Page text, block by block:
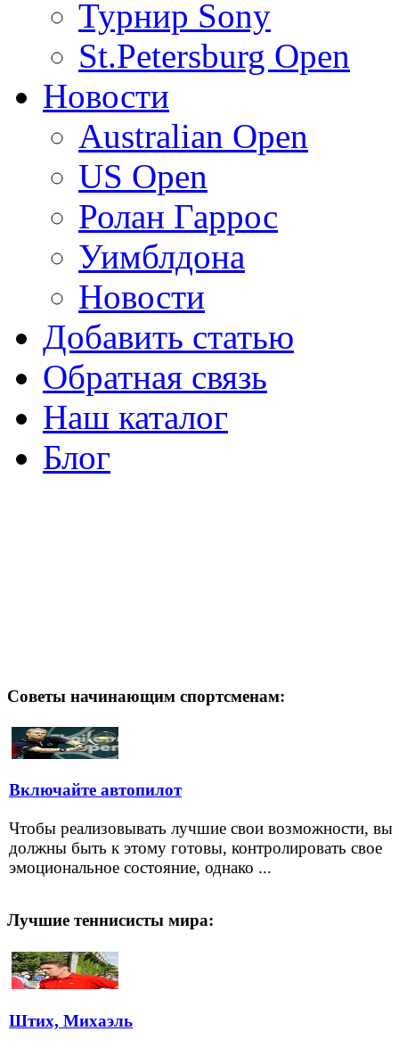
Турнир Sony
St.Petersburg Open
Новости
Australian Open
US Open
Ролан Гаррос
Уимблдона
Новости
Добавить статью
Обратная связь
Наш каталог
Блог
Советы начинающим спортсменам:
Включайте автопилот
Чтобы реализовывать лучшие свои возможности, вы
должны быть к этому готовы, контролировать свое
эмоциональное состояние, однако ...
Лучшие теннисисты мира:
Штих, Михаэль